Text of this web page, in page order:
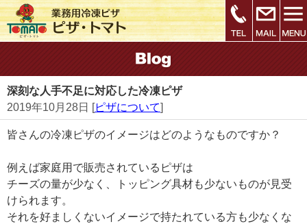
深刻な人手不足に対応した冷凍ピザ
2019年10月28日 [ピザについて]
皆さんの冷凍ピザのイメージはどのようなものですか？
例えば家庭用で販売されているピザは
チーズの量が少なく、トッピング具材も少ないものが見受
けられます。
それを好ましくないイメージで持たれている方も少なくな